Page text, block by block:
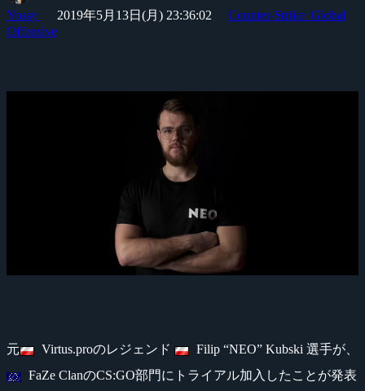
Yossy 2019年5月13日(月) 23:36:02
Counter-Strike: Global
Offensive
元 Virtus.proのレジェンド
Filip “NEO” Kubski 選手が、
FaZe ClanのCS:GO部門にトライアル加入したことが発表